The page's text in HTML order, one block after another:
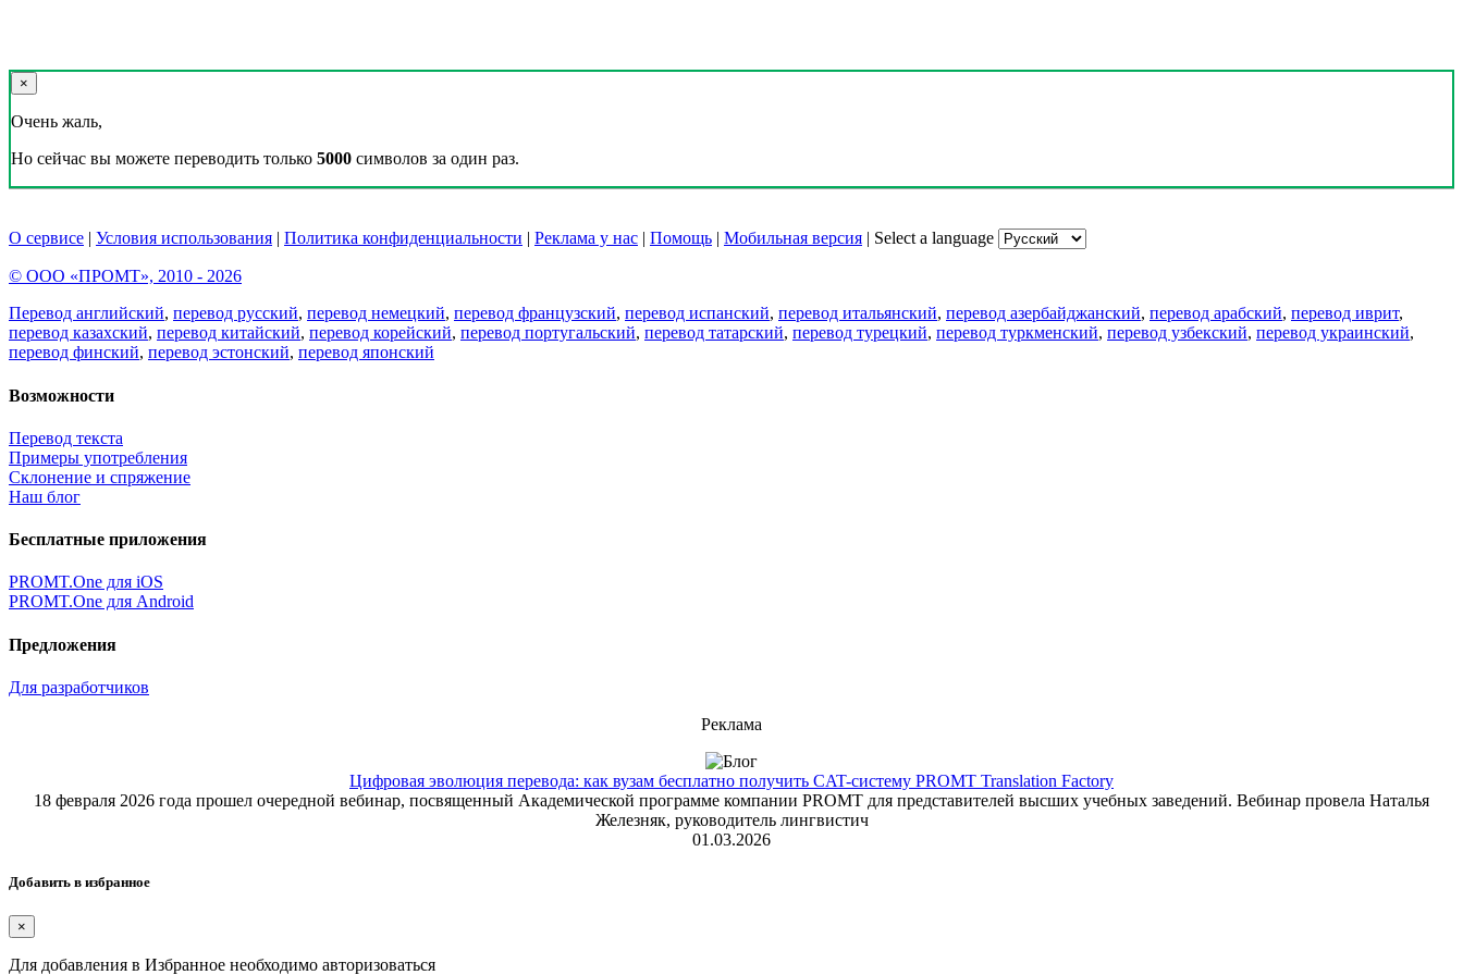
×
Очень жаль,
Но сейчас вы можете переводить только 5000 символов за один раз.
О сервисе | Условия использования | Политика конфиденциальности | Реклама у нас | Помощь | Мобильная версия | Select a language
© ООО «ПРОМТ», 2010 - 2026
Перевод английский, перевод русский, перевод немецкий, перевод французский, перевод испанский, перевод итальянский, перевод азербайджанский, перевод арабский, перевод иврит,
перевод казахский, перевод китайский, перевод корейский, перевод португальский, перевод татарский, перевод турецкий, перевод туркменский, перевод узбекский, перевод украинский,
перевод финский, перевод эстонский, перевод японский
Возможности
Перевод текста
Примеры употребления
Склонение и спряжение
Наш блог
Бесплатные приложения
PROMT.One для iOS
PROMT.One для Android
Предложения
Для разработчиков
Реклама
Цифровая эволюция перевода: как вузам бесплатно получить CAT-систему PROMT Translation Factory
18 февраля 2026 года прошел очередной вебинар, посвященный Академической программе компании PROMT для представителей высших учебных заведений. Вебинар провела Наталья
Железняк, руководитель лингвистич
01.03.2026
Добавить в избранное
×
Для добавления в Избранное необходимо авторизоваться